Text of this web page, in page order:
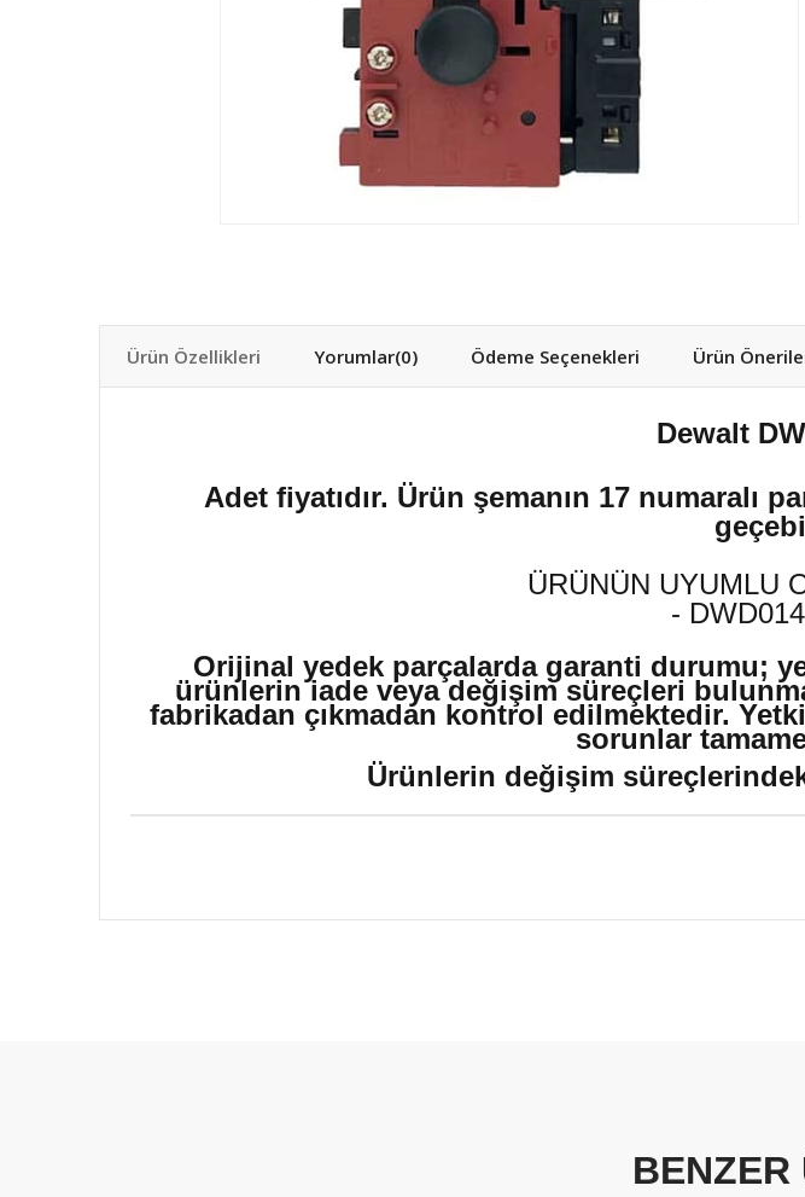
Ürün Özellikleri Yorumlar(0) Ödeme Seçenekleri Ürün
Dewalt
Adet fiyatıdır. Ürün şemanın 17 numaralı
ÜRÜNÜN UYUMLU
-
Orijinal yedek parçalarda garanti durumu;
ürünlerin iade veya değişim süreçleri
fabrikadan çıkmadan kontrol edilmektedir.
sorunlar
Ürünlerin değişim
BENZER